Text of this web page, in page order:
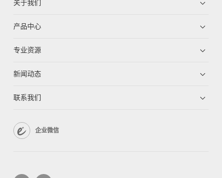
关于我们
产品中心
专业资源
新闻动态
联系我们
企业微信